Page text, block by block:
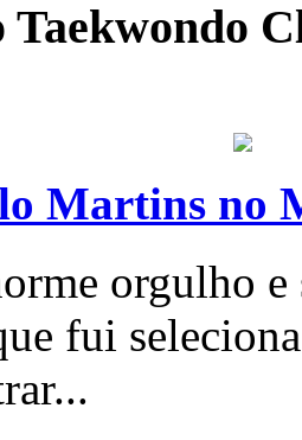
Taekwondo
Martins no
orgulho
fui